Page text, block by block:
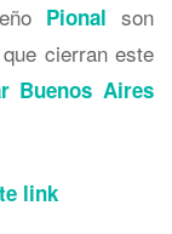
Pional son
cierran este
Buenos Aires
link